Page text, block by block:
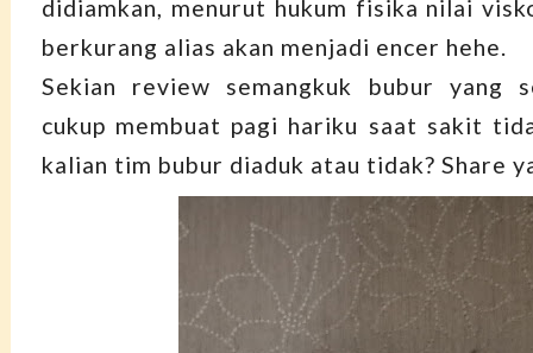
didiamkan, menurut hukum fisika nilai
berkurang alias akan menjadi encer hehe.
Sekian review semangkuk bubur yang
cukup membuat pagi hariku saat sakit
kalian tim bubur diaduk atau tidak? Share